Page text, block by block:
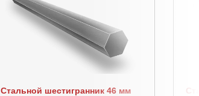
Стальной шестигранник 46 мм